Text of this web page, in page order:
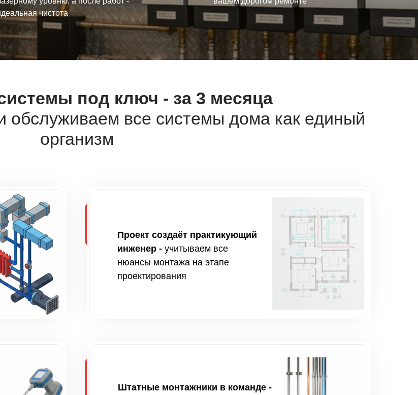
чистота
под ключ - за 3 месяца
обслуживаем все системы дома как единый
организм
Проект создаёт практикующий
инженер - учитываем все
нюансы монтажа на этапе
проектирования
Штатные монтажники в команде -